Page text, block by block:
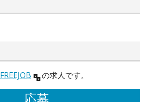
FREEJOB の求人です。
応募